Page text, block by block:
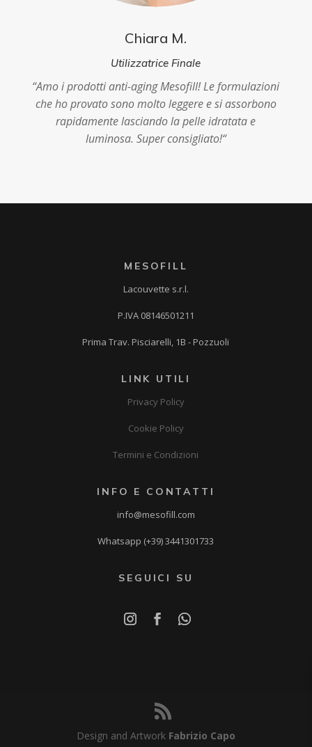
Chiara M.
Utilizzatrice Finale
“Amo i prodotti anti-aging Mesofill! Le formulazioni
che ho provato sono molto leggere e si assorbono
rapidamente lasciando la pelle idratata e
luminosa. Super consigliato!“
MESOFILL
Lacouvette s.r.l.
P.IVA 08146501211
Prima Trav. Pisciarelli, 1B - Pozzuoli
LINK UTILI
Privacy Policy
Cookie Policy
Termini e Condizioni
INFO E CONTATTI
info@mesofill.com
Whatsapp (+39) 3441301733
SEGUICI SU
Design and Artwork Fabrizio Capo